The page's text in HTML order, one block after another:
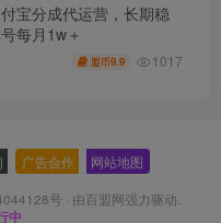
宝分成代运营，长期稳
每月1w＋
盟币9.9 1017
广告合作 网站地图
号 · 由百盟网强力驱动.
中